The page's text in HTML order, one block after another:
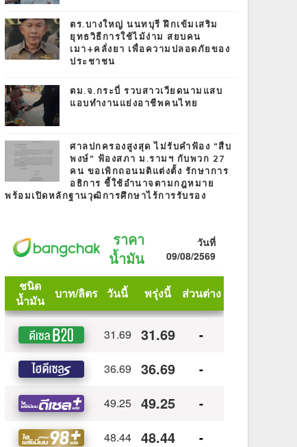
ตร.บางใหญ่ นนทบุรี ฝึกเข้มเสริม
ยุทธวิธีการใช้ไม้ง่าม สยบคน
เมา+คลั่งยา เพื่อความปลอดภัยของ
ประชาชน
ตม.จ.กระบี่ รวบสาวเวียดนามแสบ
แอบทำงานแย่งอาชีพคนไทย
ศาลปกครองสูงสุด ไม่รับคำฟ้อง “สืบ
พงษ์” ฟ้องสภา ม.รามฯ กับพวก 27
คน ขอเพิกถอนมติแต่งตั้ง รักษาการ
อธิการ ชี้ใช้อำนาจตามกฎหมาย
พร้อมเปิดหลักฐานวุฒิการศึกษาไร้การรับรอง